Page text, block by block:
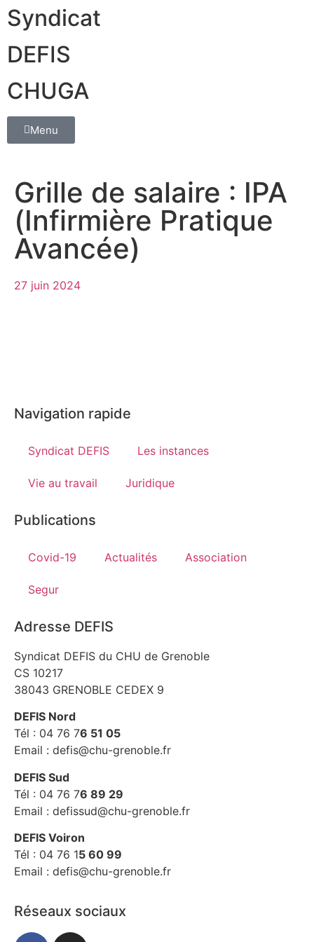
Syndicat
DEFIS
CHUGA
Menu
Grille de salaire : IPA
(Infirmière Pratique
Avancée)
27 juin 2024
Navigation rapide
Syndicat DEFIS Les instances
Vie au travail Juridique
Publications
Covid-19 Actualités Association
Segur
Adresse DEFIS
Syndicat DEFIS du CHU de Grenoble
CS 10217
38043 GRENOBLE CEDEX 9
DEFIS Nord
Tél : 04 76 76 51 05
Email : defis@chu-grenoble.fr
DEFIS Sud
Tél : 04 76 76 89 29
Email : defissud@chu-grenoble.fr
DEFIS Voiron
Tél : 04 76 15 60 99
Email : defis@chu-grenoble.fr
Réseaux sociaux